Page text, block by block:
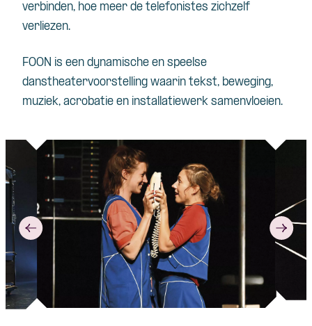
verbinden, hoe meer de telefonistes zichzelf
verliezen.
FOON is een dynamische en speelse
danstheatervoorstelling waarin tekst, beweging,
muziek, acrobatie en installatiewerk samenvloeien.